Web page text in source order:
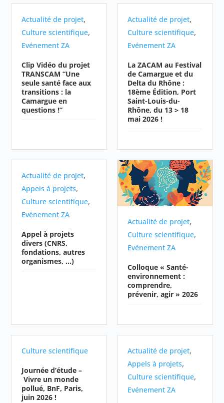
Actualité de projet,
Culture scientifique,
Evénement ZA
Clip Vidéo du projet
TRANSCAM “Une
seule santé face aux
transitions : la
Camargue en
questions !”
Actualité de projet,
Culture scientifique,
Evénement ZA
La ZACAM au Festival
de Camargue et du
Delta du Rhône :
18ème Édition, Port
Saint-Louis-du-
Rhône, du 13 > 18
mai 2026 !
Actualité de projet,
Appels à projets,
Culture scientifique,
Evénement ZA
Appel à projets
divers (CNRS,
fondations, autres
organismes, …)
Actualité de projet,
Culture scientifique,
Evénement ZA
Colloque « Santé-
environnement :
comprendre,
prévenir, agir » 2026
Culture scientifique
Journée d’étude –
Vivre un monde
pollué, BnF, Paris,
juin 2026 !
Actualité de projet,
Appels à projets,
Culture scientifique,
Evénement ZA